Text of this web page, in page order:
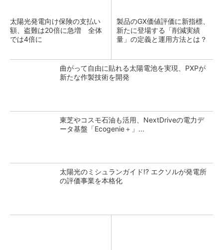
太陽光発電向け保険の支払い
額、盗難は20倍に急増 全体
では4倍に
製品のGX価値評価に新指標、
新たに登場する「削減実績
量」の定義と運用方法とは？
曲がって自由に貼れる太陽電池を実現、PXPが
新たな作製技術を開発
東芝やコスモ石油も活用、NextDriveの電力デ
ータ基盤「Ecogenie＋」...
太陽光のミシュランガイド!? エクソルが発電所
の評価事業を本格化